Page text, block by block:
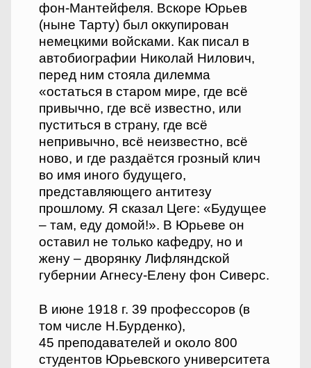
фон-Мантейфеля. Вскоре Юрьев
(ныне Тарту) был оккупирован
немецкими войсками. Как писал в
автобиографии Николай Нилович,
перед ним стояла дилемма
«остаться в старом мире, где всё
привычно, где всё известно, или
пуститься в страну, где всё
непривычно, всё неизвестно, всё
ново, и где раздаётся грозный клич
во имя иного будущего,
представляющего антитезу
прошлому. Я сказал Цеге: «Будущее
– там, еду домой!». В Юрьеве он
оставил не только кафедру, но и
жену – дворянку Лифляндской
губернии Агнесу-Елену фон Сиверс.
В июне 1918 г. 39 профессоров (в
том числе Н.Бурденко),
45 преподавателей и около 800
студентов Юрьевского университета